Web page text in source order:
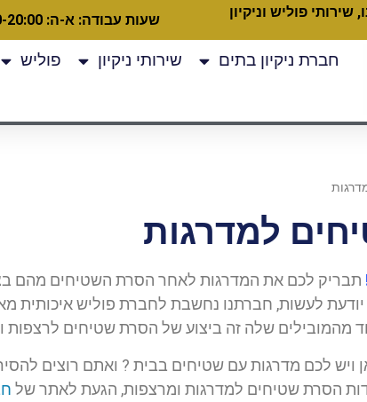
שירותי פוליש וניקיון שעות עבודה: א-ה: 7:00-20:00 ו: 7:00-13:00
חברת ניקיון בתים שירותי ניקיון פוליש
למדרגות
תבריק לכם את המדרגות לאחר הסרת השטיחים מהם
לעשות, חברתנו נחשבת לחברת פוליש איכותית
מהמובילים שלה זה ביצוע של הסרת שטיחים לרצפות
לכם מדרגות עם שטיחים בבית ? ואתם רוצים
הסרת שטיחים למדרגות ומרצפות, הגעת לאתר של